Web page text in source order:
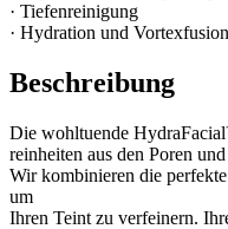
· Tiefenreinigung
· Hydration und
Beschreibung
Die wohltuende
reinheiten aus den Poren
Wir kombinieren die
um
Ihren Teint zu verfeinern.